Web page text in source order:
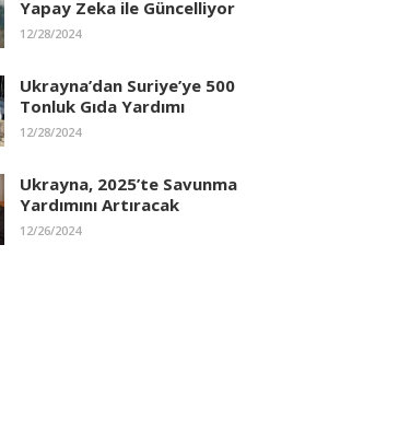
Yapay Zeka ile Güncelliyor
12/28/2024
Ukrayna’dan Suriye’ye 500
Tonluk Gıda Yardımı
12/28/2024
Ukrayna, 2025’te Savunma
Yardımını Artıracak
12/26/2024